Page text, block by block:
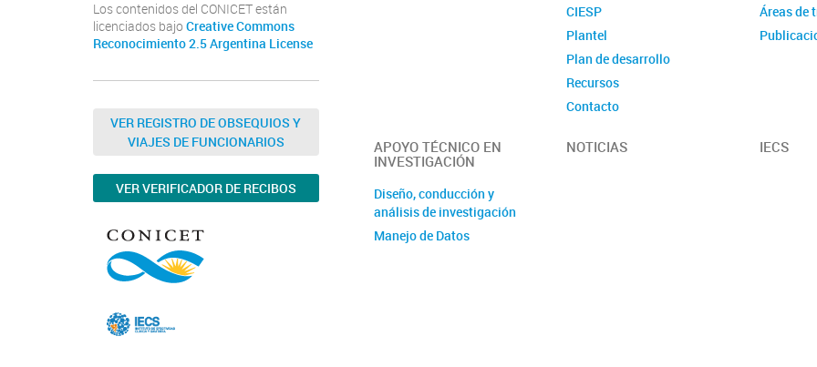
Los contenidos del CONICET están
licenciados bajo Creative Commons
Reconocimiento 2.5 Argentina License
VER REGISTRO DE OBSEQUIOS Y
VIAJES DE FUNCIONARIOS
VER VERIFICADOR DE RECIBOS
CIESP
Plantel
Plan de desarrollo
Recursos
Contacto
Áreas de
APOYO TÉCNICO EN
INVESTIGACIÓN
Diseño, conducción y
análisis de investigación
Manejo de Datos
NOTICIAS IECS